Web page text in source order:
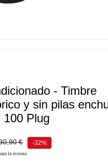
- Timbre
y sin pilas
100 Plug
€ -32%
la ecotasa